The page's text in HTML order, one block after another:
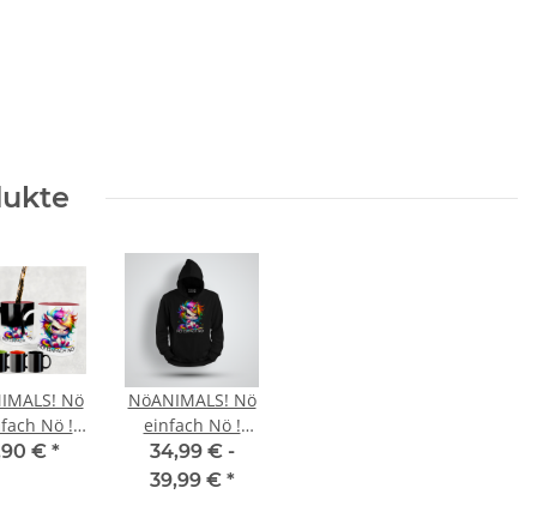
Nö
Nö !
Animal
€ *
NöANIMALS! Nö
einfach Nö !
cute Animal
Edition Einhorn
34,99 € -
39,99 € *